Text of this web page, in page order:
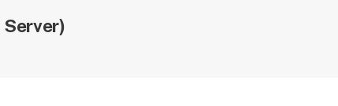
Server)